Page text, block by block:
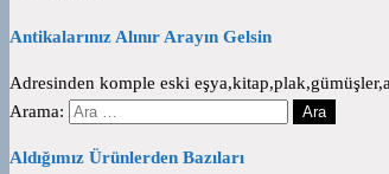
Antikalarınız Alınır Arayın Gelsin
Adresinden komple eski
Arama:
Aldığımız Ürünlerden Bazıları